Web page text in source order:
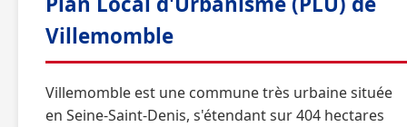
Villemomble
Villemomble est une commune très urbaine située
en Seine-Saint-Denis, s'étendant sur 404 hectares